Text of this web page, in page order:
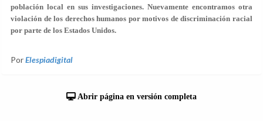
población local en sus investigaciones. Nuevamente encontramos otra
violación de los derechos humanos por motivos de discriminación racial
por parte de los Estados Unidos.
PorElespiadigital
Abrir página en versión completa